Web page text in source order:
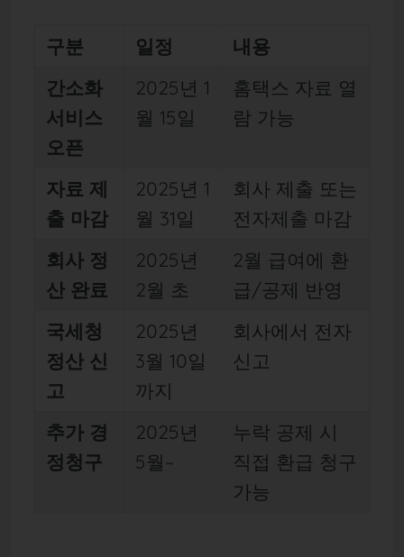
구분 일정
내용
간소화
서비스
오픈
2025년 1
월 15일
홈택스 자료 열
람 가능
자료 제
출 마감
2025년 1
월 31일
회사 제출 또는
전자제출 마감
회사 정
산 완료
2025년
2월 초
2월 급여에 환
급/공제 반영
국세청
정산 신
고
2025년
3월 10일
까지
회사에서 전자
신고
추가 경
정청구
2025년
5월~
누락 공제 시
직접 환급 청구
가능